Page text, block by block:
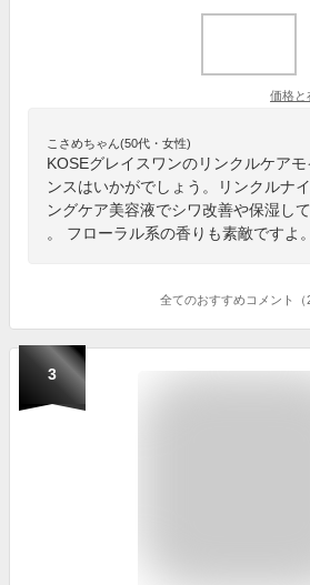
価格と
こさめちゃん(50代・女性)
KOSEグレイスワンのリンクルケア
ンスはいかがでしょう。リンクルナ
ングケア美容液でシワ改善や保湿し
。 フローラル系の香りも素敵ですよ。
全てのおすすめコメント（2
3